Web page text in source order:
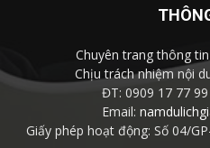
Chuyên trang thông
Chịu trách nhiệm nội
ĐT: 0909 17 77
Email:
Giấy phép hoạt động: Số 04/